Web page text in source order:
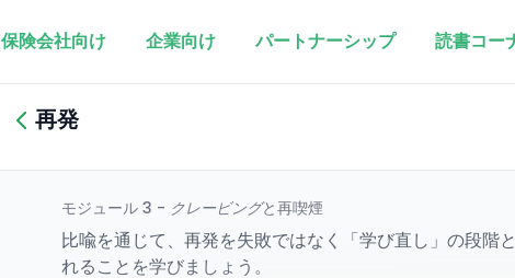
保険会社向け 企業向け パートナーシップ 読書コー
再発
モジュール 3 - クレービングと再喫煙
比喩を通じて、再発を失敗ではなく「学び直し」の段階
れることを学びましょう。